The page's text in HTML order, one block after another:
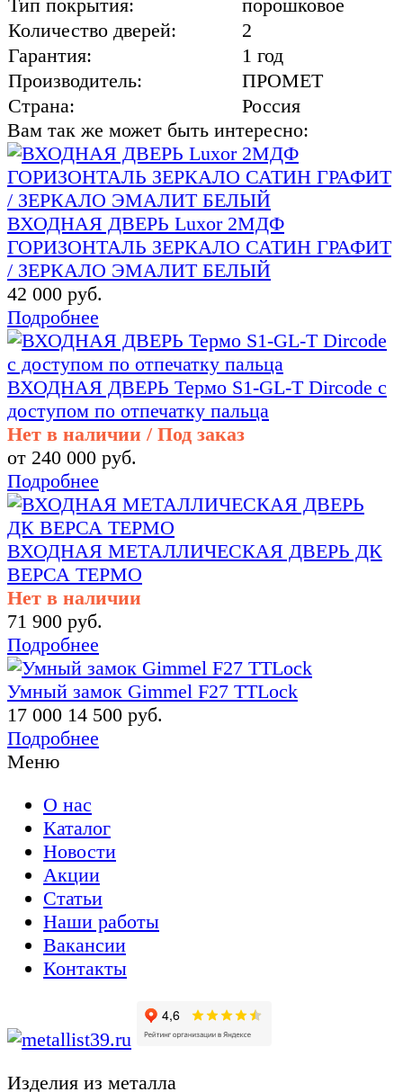
Тип покрытия:
порошковое
Количество дверей:
2
Гарантия:
1 год
Производитель:
ПРОМЕТ
Страна:
Россия
Вам так же может быть интересно:
ВХОДНАЯ ДВЕРЬ Luxor 2МДФ
ГОРИЗОНТАЛЬ ЗЕРКАЛО САТИН ГРАФИТ
/ ЗЕРКАЛО ЭМАЛИТ БЕЛЫЙ
42 000 руб.
Подробнее
ВХОДНАЯ ДВЕРЬ Термо S1-GL-T Dircode с
доступом по отпечатку пальца
Нет в наличии / Под заказ
от 240 000 руб.
Подробнее
ВХОДНАЯ МЕТАЛЛИЧЕСКАЯ ДВЕРЬ ДК
ВЕРСА ТЕРМО
Нет в наличии
71 900 руб.
Подробнее
Умный замок Gimmel F27 TTLock
17 000 14 500 руб.
Подробнее
Меню
О нас
Каталог
Новости
Акции
Статьи
Наши работы
Вакансии
Контакты
Изделия из металла